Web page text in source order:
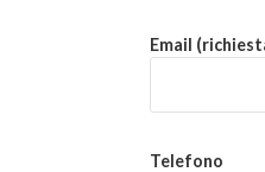
Email
Telefono